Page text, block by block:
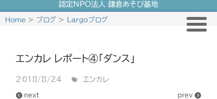
SkipHome > ブログ > Largoブログ
エンカレ レポート④｢ダンス｣
2018/8/24 エンカレ
prev
next
認定NPO法人 鎌倉あそび基地